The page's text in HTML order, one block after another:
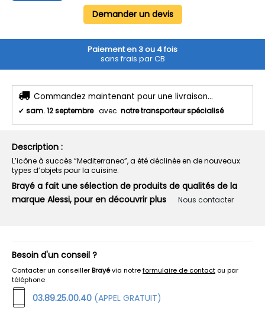
Demander un devis
Paiement en 3 ou 4 fois
sans frais par CB
Commandez maintenant pour une livraison...
✔ sam. 12 septembre avec notre transporteur spécialisé
Description :
L’icône à succès “Mediterraneo”, a été déclinée en de nouveaux
types d’objets pour la cuisine.
Brayé a fait une sélection de produits de qualités de la
marque Alessi, pour en découvrir plus
Nous contacter
Besoin d'un conseil ?
Contacter un conseillerBrayévia notreformulaire de contact ou par
téléphone
03.89.25.00.40 (APPEL GRATUIT)